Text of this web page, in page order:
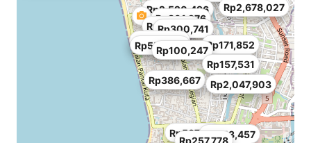
Rp2,047,903
Rp257,778
Rp587,161
Rp100,247
Rp2,520,496
Rp157,531
Rp300,741
Rp630,124
Rp386,667
Rp2,678,027
Rp171,852
Rp558,519
Rp243,457
Rp801,976
Rp214,815